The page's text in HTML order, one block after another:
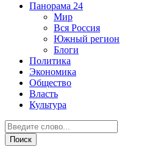
Панорама 24
Мир
Вся Россия
Южный регион
Блоги
Политика
Экономика
Общество
Власть
Культура